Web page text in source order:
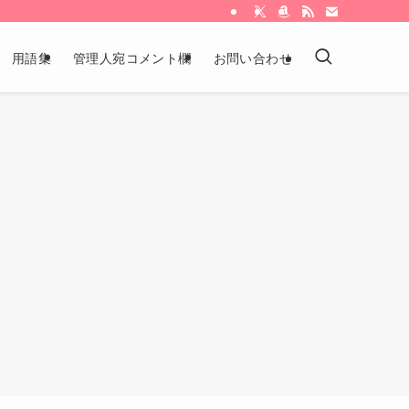
用語集 管理人宛コメント欄 お問い合わせ